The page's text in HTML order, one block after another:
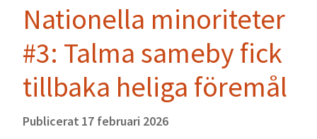
Nationella minoriteter
#3: Talma sameby fick
tillbaka heliga föremål
Publicerat 17 februari 2026